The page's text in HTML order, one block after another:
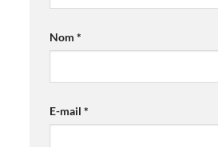
Nom*
E-mail*